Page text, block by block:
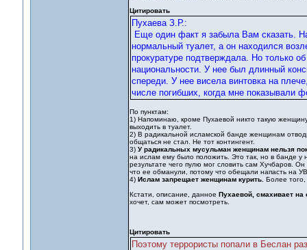
Цитировать
Пухаева З.Р.:
Еще один факт я забыла Вам сказать.
нормальный туалет, а он находился
прокуратуре подтверждала. Но только
национальности. У нее был длинный
спереди. У нее висела винтовка на
числе погибших, когда мне показывали
По пунктам:
1) Напоминаю, кроме Пухаевой никто такую
выходить в туалет.
2) В радикальной исламской банде женщинам
общаться не стал. Не тот контингент.
3) У радикальных мусульман женщинам нельзя
на ислам ему было положить. Это так, но в банде
результате чего пулю мог словить сам Хучбаров.
что ее обманули, потому что обещали напасть на
4) Ислам запрещает женщинам курить. Более
Кстати, описание, данное Пухаевой, смахивает на
хочет, сам может посмотреть.
Цитировать
Поэтому террористы попали в Беслан